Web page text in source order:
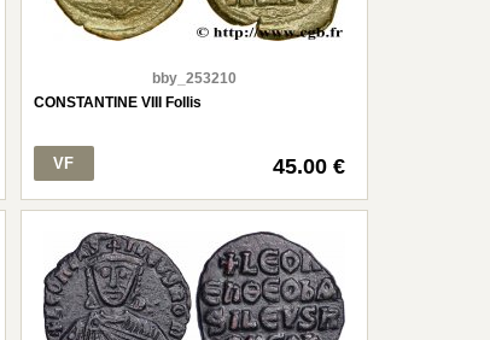
bby_253210
CONSTANTINE VIII Follis
VF 45.00 €